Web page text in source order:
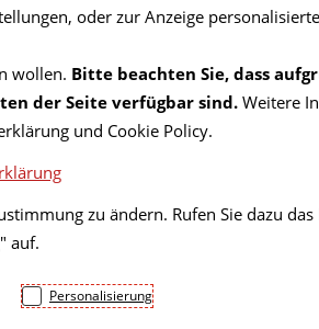
66-60
18,91 EUR
oder zur Anzeige
wollen. Bitte beachten Sie, dass
der Seite verfügbar sind.Weitere
und Cookie Policy.
zu ändern. Rufen Sie dazu
auf.
Personalisierung